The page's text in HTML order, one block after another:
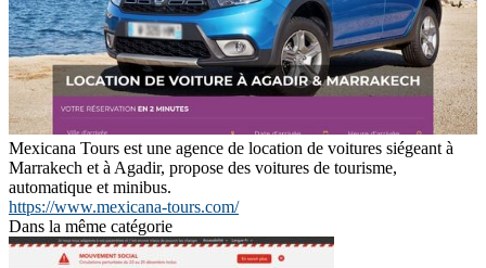
Mexicana Tours est une agence de location de voitures siégeant à
Marrakech et à Agadir, propose des voitures de tourisme,
automatique et minibus.
https://www.mexicana-tours.com/
Dans la même catégorie